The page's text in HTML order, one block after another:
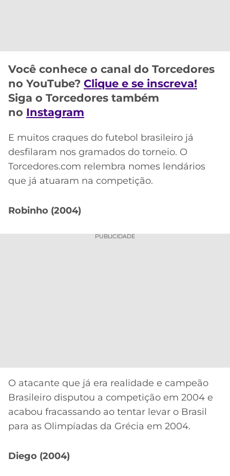
CASSINOS
ONLINE
2026
GRÊMIO
ATLÉTICO
MG
CRUZEIRO
LALIGA
Você conhece o canal do Torcedores
no YouTube? Clique e se inscreva!
Siga o Torcedores também
no Instagram
E muitos craques do futebol brasileiro já
desfilaram nos gramados do torneio. O
Torcedores.com relembra nomes lendários
que já atuaram na competição.
Robinho (2004)
PUBLICIDADE
O atacante que já era realidade e campeão
Brasileiro disputou a competição em 2004 e
acabou fracassando ao tentar levar o Brasil
para as Olimpíadas da Grécia em 2004.
Diego (2004)